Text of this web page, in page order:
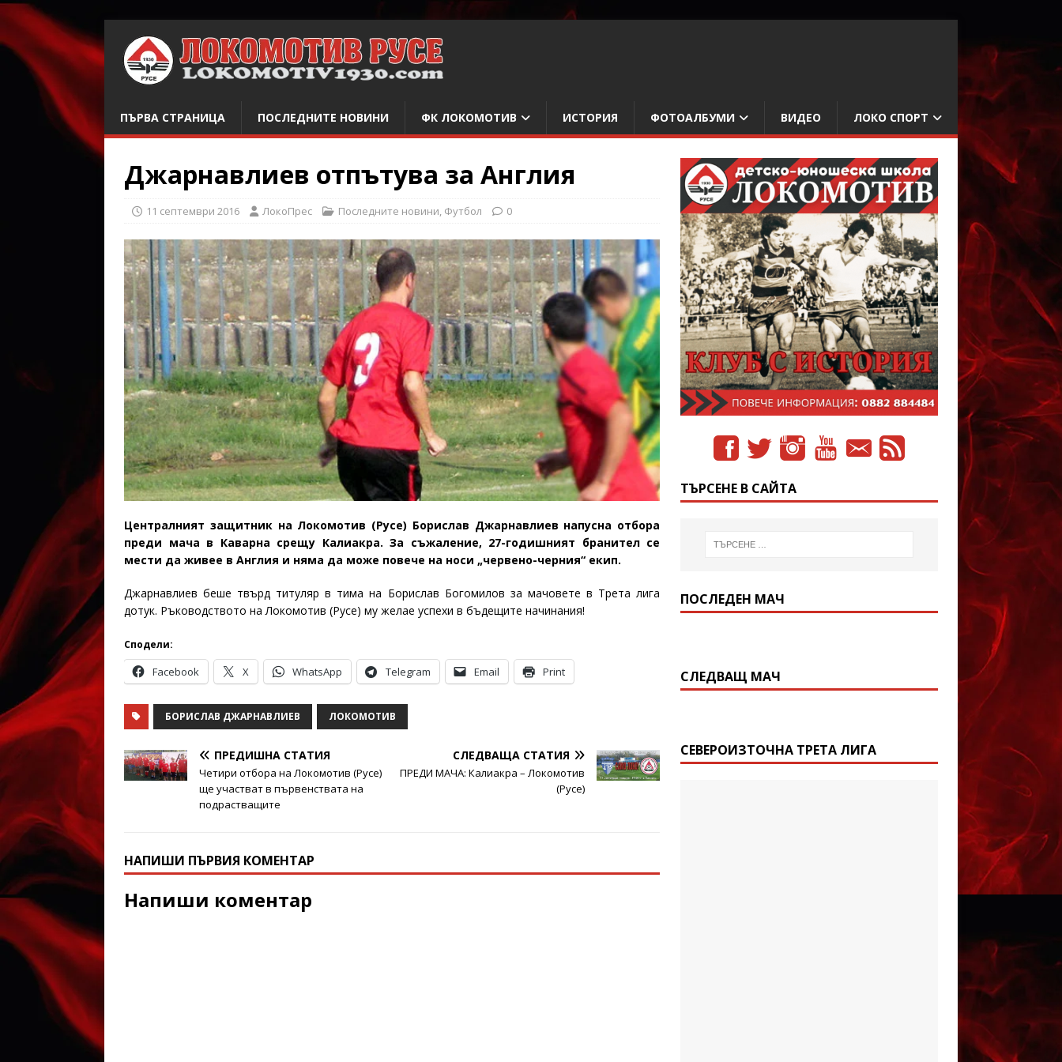
ПЪРВА СТРАНИЦА ПОСЛЕДНИТЕ НОВИНИ ФК ЛОКОМОТИВ ИСТОРИЯ ФОТОАЛБУМИ ВИДЕО ЛОКО СПОРТ
Джарнавлиев отпътува за Англия
11 септември 2016 ЛокоПрес Последните новини, Футбол 0
Централният защитник на Локомотив (Русе) Борислав Джарнавлиев напусна отбора
преди мача в Каварна срещу Калиакра. За съжаление, 27-годишният бранител се
мести да живее в Англия и няма да може повече на носи „червено-черния“ екип.
Джарнавлиев беше твърд титуляр в тима на Борислав Богомилов за мачовете в Трета лига
дотук. Ръководството на Локомотив (Русе) му желае успехи в бъдещите начинания!
Сподели:
Facebook X WhatsApp Telegram Email Print
БОРИСЛАВ ДЖАРНАВЛИЕВ ЛОКОМОТИВ
ПРЕДИШНА СТАТИЯ
Четири отбора на Локомотив (Русе)
ще участват в първенствата на
подрастващите
СЛЕДВАЩА СТАТИЯ
ПРЕДИ МАЧА: Калиакра – Локомотив
(Русе)
НАПИШИ ПЪРВИЯ КОМЕНТАР
Напиши коментар
ТЪРСЕНЕ В САЙТА
ПОСЛЕДЕН МАЧ
СЛЕДВАЩ МАЧ
СЕВЕРОИЗТОЧНА ТРЕТА ЛИГА